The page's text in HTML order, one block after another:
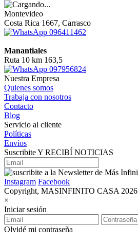
Montevideo
Costa Rica 1667, Carrasco
096411462
Manantiales
Ruta 10 km 163,5
097956824
Nuestra Empresa
Quienes somos
Trabaja con nosotros
Contacto
Blog
Servicio al cliente
Políticas
Envíos
Suscribite Y RECIBÍ NOTICIAS
Instagram Facebook
Copyright, MASINFINITO CASA 2026
×
Iniciar sesión
Olvidé mi contraseña